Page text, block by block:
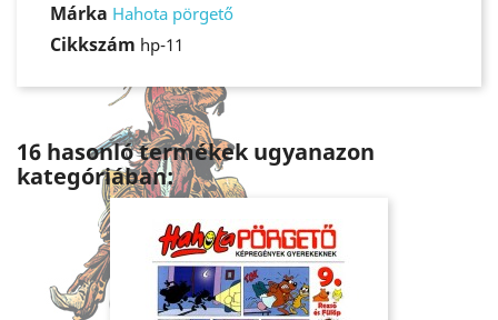
Márka Hahota pörgető
Cikkszám hp-11
16 hasonló termékek ugyanazon
kategóriában: